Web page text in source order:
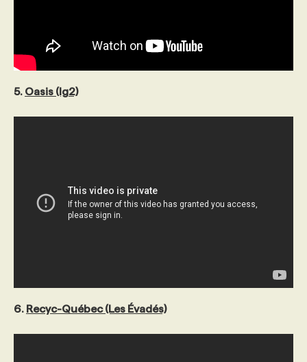
5. Oasis (lg2)
6. Recyc-Québec (Les Évadés)